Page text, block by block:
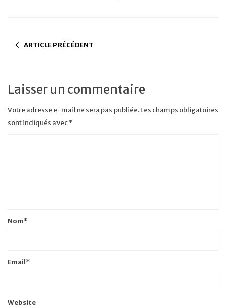
ARTICLE PRÉCÉDENT
Laisser un commentaire
Votre adresse e-mail ne sera pas publiée.Les champs obligatoires
sont indiqués avec*
Nom*
Email*
Website